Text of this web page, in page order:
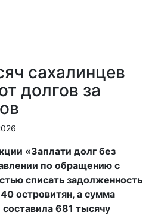
сахалинцев
долгов за
«Заплати долг без
по обращению с
списать задолженность
островитян, а сумма
681 тысячу